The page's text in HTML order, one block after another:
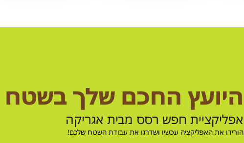
היועץ החכם שלך בשטח
אפליקציית חפש רסס מבית אגריקה
הורידו את האפליקציה עכשיו ושדרגו את עבודת השטח שלכם!